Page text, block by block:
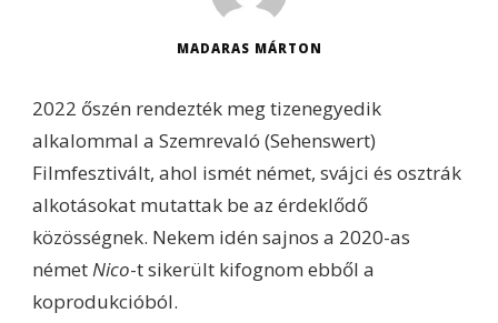
MADARAS MÁRTON
2022 őszén rendezték meg tizenegyedik
alkalommal a Szemrevaló (Sehenswert)
Filmfesztivált, ahol ismét német, svájci és osztrák
alkotásokat mutattak be az érdeklődő
közösségnek. Nekem idén sajnos a 2020-as
németNico-t sikerült kifognom ebből a
koprodukcióból.